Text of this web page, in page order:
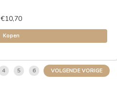
€10,70
Kopen
4 5 6 VOLGENDE VORIGE